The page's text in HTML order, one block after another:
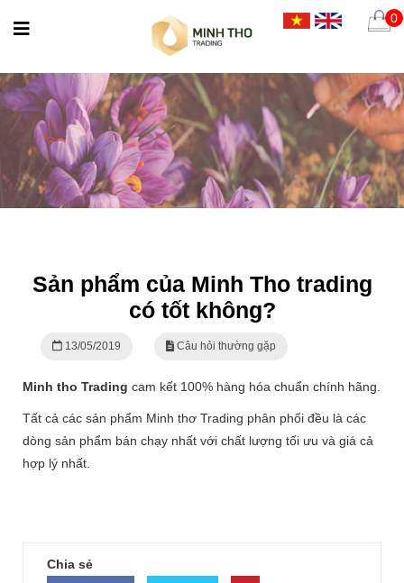
0
Sản phẩm của Minh Tho trading
có tốt không?
13/05/2019 Câu hỏi thường gặp
Minh tho Trading cam kết 100% hàng hóa chuẩn chính hãng.
Tất cả các sản phẩm Minh thơ Trading phân phối đều là các
dòng sản phẩm bán chạy nhất với chất lượng tối ưu và giá cả
hợp lý nhất.
Chia sẻ